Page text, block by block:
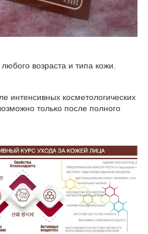
возраста и типа кожи.
интенсивных косметологических
только после полного